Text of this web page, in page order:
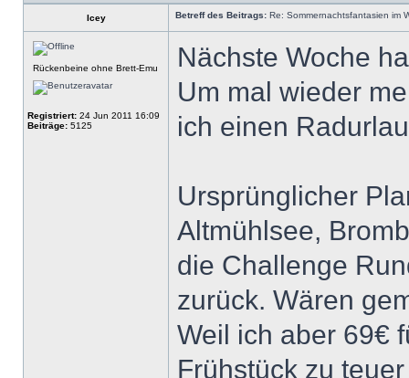
Icey Betreff des Beitrags: Re: Sommernachtsfantasien im
Rückenbeine ohne Brett-Emu
Registriert: 24 Jun 2011 16:09
Beiträge: 5125
Nächste Woche
Um mal wieder
ich einen
Ursprünglicher
Altmühlsee,
die Challenge
zurück. Wären
Weil ich aber 69€
Frühstück zu